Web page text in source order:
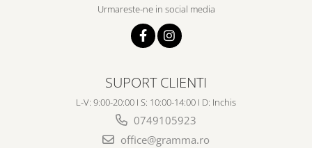
Urmareste-ne in social media
SUPORT CLIENTI
L-V: 9:00-20:00 I S: 10:00-14:00 I D: Inchis
0749105923
office@gramma.ro